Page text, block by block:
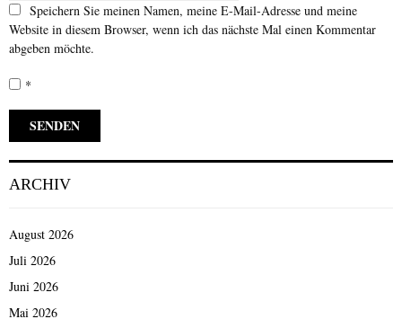
Speichern Sie meinen Namen, meine E-Mail-Adresse und meine
Website in diesem Browser, wenn ich das nächste Mal einen Kommentar
abgeben möchte.
*
ARCHIV
August 2026
Juli 2026
Juni 2026
Mai 2026